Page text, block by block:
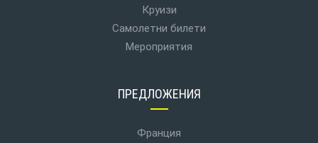
Круизи
Самолетни билети
Мероприятия
ПРЕДЛОЖЕНИЯ
Франция